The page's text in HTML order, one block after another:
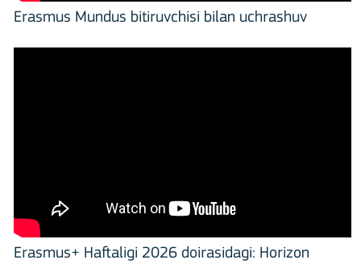
Erasmus Mundus bitiruvchisi bilan uchrashuv
Erasmus+ Haftaligi 2026 doirasidagi: Horizon